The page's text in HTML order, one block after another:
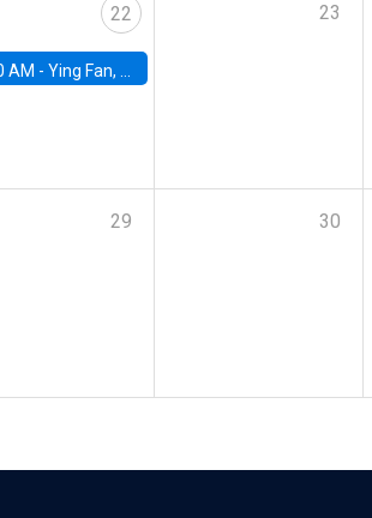
22
AM -Ying Fan, University of Michigan
23
29 30